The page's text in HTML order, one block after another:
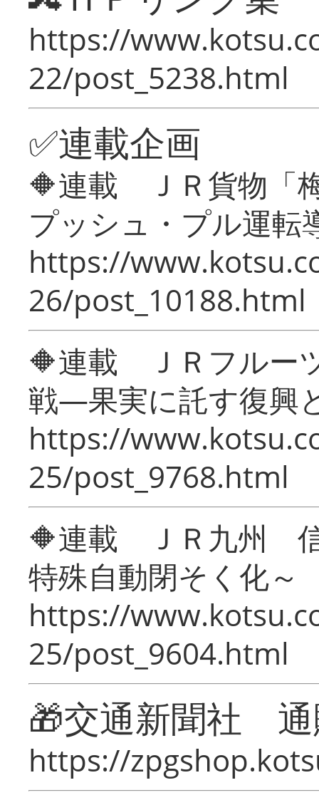
https://
22/post_5238.html
✅連載企画
🔶連載 ＪＲ貨物「
プッシュ・プル運転
https://
26/post_10188.html
🔶連載 ＪＲフルー
戦―果実に託す復興
https://
25/post_9768.html
🔶連載 ＪＲ九州 信
特殊自動閉そく化～
https://
25/post_9604.html
🎁交通新聞社
https://